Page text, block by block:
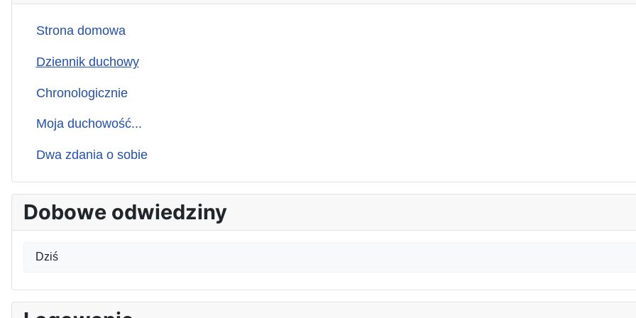
Strona domowa
Dziennik duchowy
Chronologicznie
Moja duchowość...
Dwa zdania o sobie
Dobowe odwiedziny
Dziś